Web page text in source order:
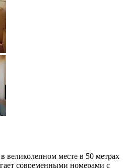
великолепном месте в 50 метрах
современными номерами с